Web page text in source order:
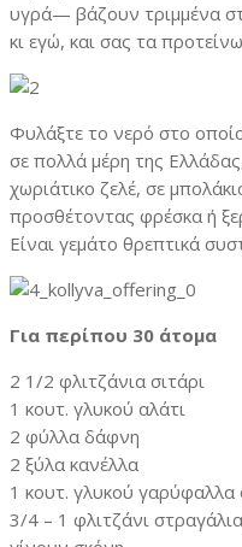
υγρά— βάζουν τριμμένα
κι εγώ, και σας τα
Φυλάξτε το νερό στο
σε πολλά μέρη της
χωριάτικο ζελέ, σε
προσθέτοντας φρέσκα ή
Είναι γεμάτο θρεπτικά
Για περίπου 30 άτομα
2 1/2 φλιτζάνια σιτάρι
1 κουτ. γλυκού αλάτι
2 φύλλα δάφνη
2 ξύλα κανέλλα
1 κουτ. γλυκού γαρύφαλλα
3/4 – 1 φλιτζάνι